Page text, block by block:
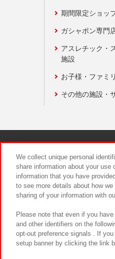
期間限定ショッ
ガシャポン専門
アスレチック・
施設
お子様・ファミ
その他の施設・
We collect unique personal
share information about your use
information that you have
to see more details about how
sharing of your information with
Please note that even if you
and other identifiers on the
opt-out preference signals . If
setup banner by clicking the link